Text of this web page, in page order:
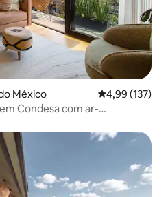
México Classificação
4,99 (137)
Condesa com ar-